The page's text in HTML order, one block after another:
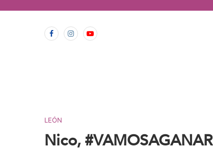
LEÓN
Nico, #VAMOSAGANAR